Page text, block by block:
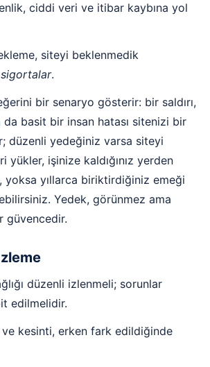
ciddi veri ve itibar kaybına yol
siteyi beklenmedik
sigortalar.
bir senaryo gösterir: bir saldırı,
da basit bir insan hatası sitenizi bir
düzenli yedeğiniz varsa siteyi
yükler, işinize kaldığınız yerden
yoksa yıllarca biriktirdiğiniz emeği
Yedek, görünmez ama
güvencedir.
düzenli izlenmeli; sorunlar
edilmelidir.
ve kesinti, erken fark edildiğinde